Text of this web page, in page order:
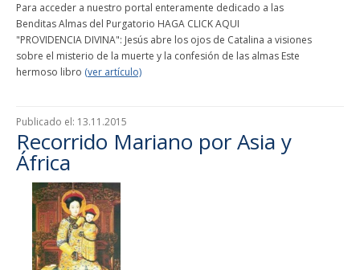
Para acceder a nuestro portal enteramente dedicado a las
Benditas Almas del Purgatorio HAGA CLICK AQUI
"PROVIDENCIA DIVINA": Jesús abre los ojos de Catalina a visiones
sobre el misterio de la muerte y la confesión de las almas Este
hermoso libro (ver artículo)
Publicado el: 13.11.2015
Recorrido Mariano por Asia y
África